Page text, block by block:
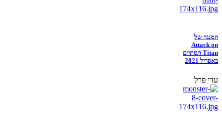
המנגה של
Attack on
Titan תסתיים
באפריל 2021
עדי פרל